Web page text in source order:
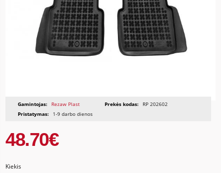
Gamintojas: Rezaw Plast Prekės kodas:
RP 202602
Pristatymas:
1-9 darbo dienos
48.70€
Kiekis